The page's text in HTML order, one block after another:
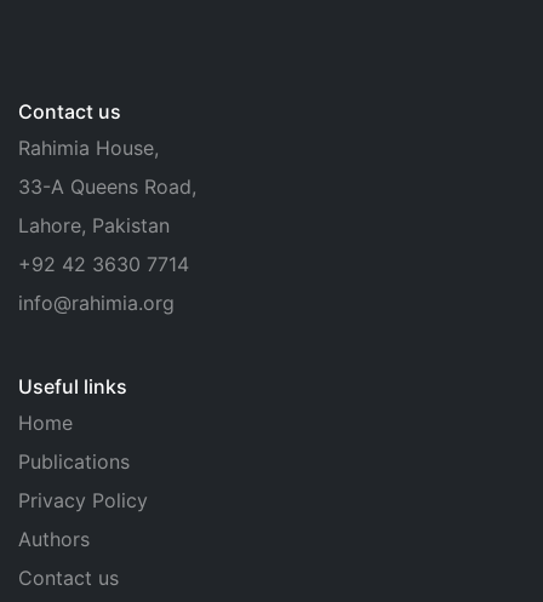
Contact us
Rahimia House,
33-A Queens Road,
Lahore, Pakistan
+92 42 3630 7714
info@rahimia.org
Useful links
Home
Publications
Privacy Policy
Authors
Contact us